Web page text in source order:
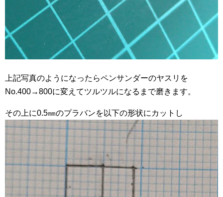
上記写真のようになったらペンサンダーのヤスリを
No.400→800に変えてツルツルになるまで磨きます。
その上に0.5㎜のプラバンを以下の形状にカットし